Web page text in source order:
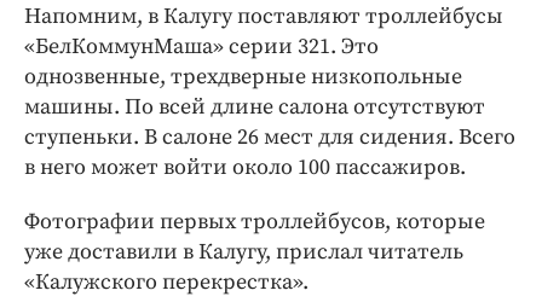
Напомним, в Калугу поставляют троллейбусы
«БелКоммунМаша» серии 321. Это
однозвенные, трехдверные низкопольные
машины. По всей длине салона отсутствуют
ступеньки. В салоне 26 мест для сидения. Всего
в него может войти около 100 пассажиров.
Фотографии первых троллейбусов, которые
уже доставили в Калугу, прислал читатель
«Калужского перекрестка».